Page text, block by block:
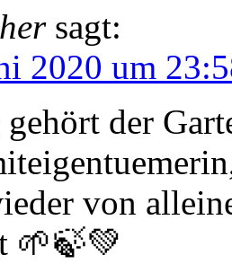
sagt:
2020 um
der
von
🌱🍃💚